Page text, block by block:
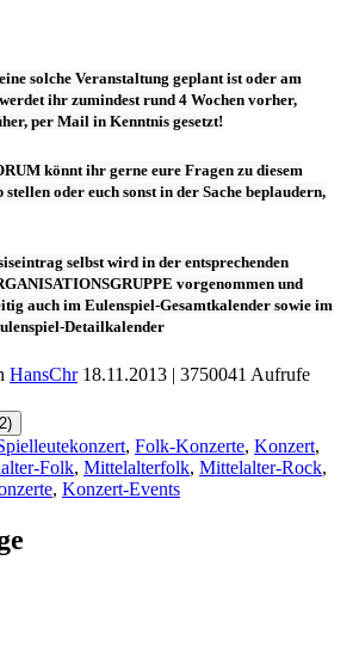
solche Veranstaltung geplant ist oder am
ihr zumindest rund 4 Wochen vorher,
, per Mail in Kenntnis gesetzt!
könnt ihr gerne eure Fragen zu diesem
oder euch sonst in der Sache beplaudern,
selbst wird in der entsprechenden
vorgenommen und
auch im Eulenspiel-Gesamtkalender sowie im
Detailkalender
HansChr18.11.2013 | 3750041 Aufrufe
)
, Folk-Konzerte, Konzert,
Folk, Mittelalterfolk, Mittelalter-Rock,
, Konzert-Events